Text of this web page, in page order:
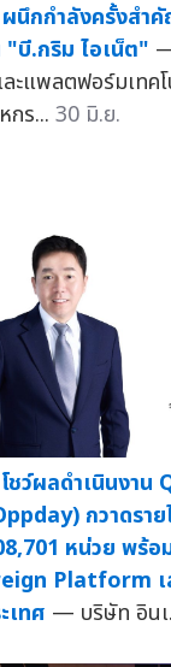
นึกกำลังครั้งสำ
"บี.กริม ไอเน็ต"
ะแพลตฟอร์มเทค
กร... 30 มิ.ย.
ชว์ผลดำเนินงาน
กวาดรา
หน่วย พร้
Platform เ
เทศ — บริษัท อินเ